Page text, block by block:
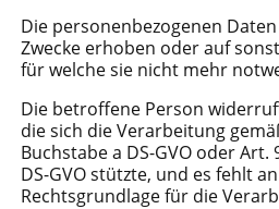
Die personenbezogenen
Zwecke erhoben oder auf
für welche sie nicht mehr
Die betroffene Person
die sich die Verarbeitung
Buchstabe a DS-GVO oder Art.
DS-GVO stützte, und es fehlt
Rechtsgrundlage für die